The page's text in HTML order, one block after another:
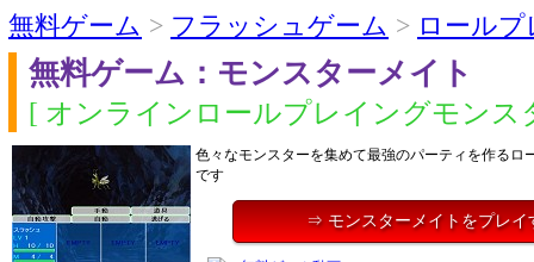
無料ゲーム > フラッシュゲーム > ロール
無料ゲーム：モンスターメイト
[ オンラインロールプレイングモンス
色々なモンスターを集めて最強のパーティを作るロ
です
⇒ モンスターメイトをプレイ